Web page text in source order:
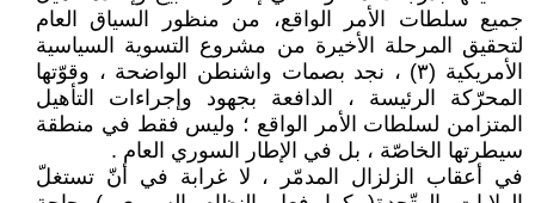
جميع سلطات الأمر الواقع، من منظور السياق العام
لتحقيق المرحلة الأخيرة من مشروع التسوية السياسية
الأمريكية (٣) ، نجد بصمات واشنطن الواضحة ، وقوّتها
المحرّكة الرئيسة ، الدافعة بجهود وإجراءات التأهيل
المتزامن لسلطات الأمر الواقع ؛ وليس فقط في منطقة
سيطرتها الخاصّة ، بل في الإطار السوري العام .
في أعقاب الزلزال المدمّر ، لا غرابة في أنّ تستغلّ